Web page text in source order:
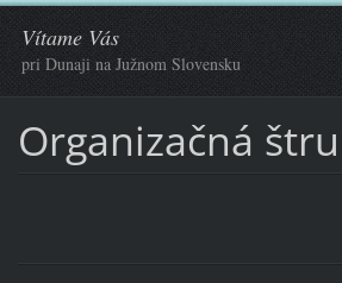
Vítame Vás
pri Dunaji na Južnom Slovensku
Organizačná